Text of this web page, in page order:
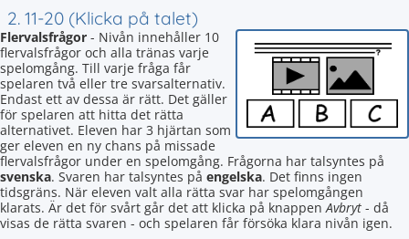
2. 11-20 (Klicka på talet)
Flervalsfrågor - Nivån innehåller 10
flervalsfrågor och alla tränas varje
spelomgång. Till varje fråga får
spelaren två eller tre svarsalternativ.
Endast ett av dessa är rätt. Det gäller
för spelaren att hitta det rätta
alternativet. Eleven har 3 hjärtan som
ger eleven en ny chans på missade
flervalsfrågor under en spelomgång. Frågorna har talsyntes på
svenska. Svaren har talsyntes på engelska. Det finns ingen
tidsgräns. När eleven valt alla rätta svar har spelomgången
klarats. Är det för svårt går det att klicka på knappenAvbryt - då
visas de rätta svaren - och spelaren får försöka klara nivån igen.